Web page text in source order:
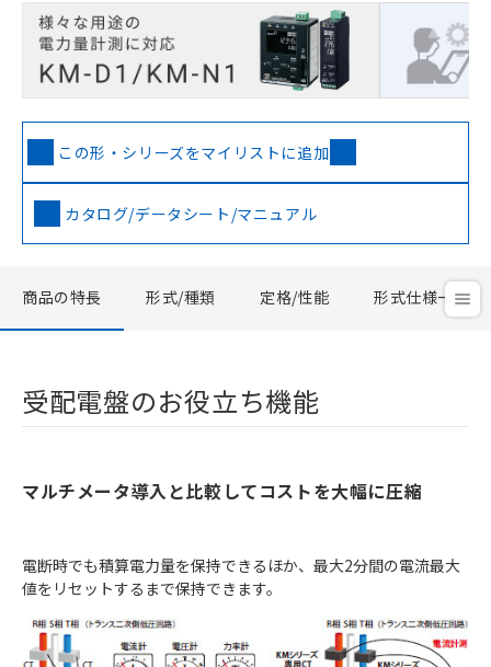
この形・シリーズをマイリストに追加
カタログ/データシート/マニュアル
商品の特長 形式/種類 定格/性能 形式仕様一覧
受配電盤のお役立ち機能
マルチメータ導入と比較してコストを大幅に圧縮
電断時でも積算電力量を保持できるほか、最大2分間の電流最大
値をリセットするまで保持できます。